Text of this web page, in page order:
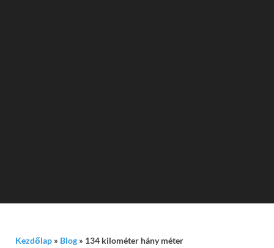
Kezdőlap » Blog » 134 kilométer hány méter